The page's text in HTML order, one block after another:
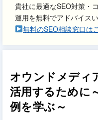
貴社に最適なSEO対策・
運用を無料でアドバイス
無料のSEO相談窓口は
オウンドメディ
活用するために
例を学ぶ～